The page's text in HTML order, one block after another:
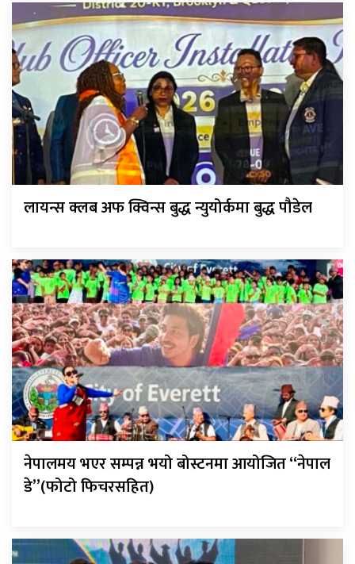
लायन्स क्लब अफ क्विन्स बुद्ध न्युयोर्कमा बुद्ध पौडेल
नेपालमय भएर सम्पन्न भयो बोस्टनमा आयोजित “नेपाल
डे”(फोटो फिचरसहित)